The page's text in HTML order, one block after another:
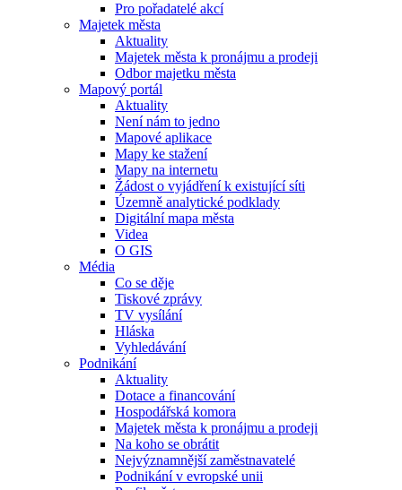
Pro pořadatelé akcí
Majetek města
Aktuality
Majetek města k pronájmu a prodeji
Odbor majetku města
Mapový portál
Aktuality
Není nám to jedno
Mapové aplikace
Mapy ke stažení
Mapy na internetu
Žádost o vyjádření k existující síti
Územně analytické podklady
Digitální mapa města
Videa
O GIS
Média
Co se děje
Tiskové zprávy
TV vysílání
Hláska
Vyhledávání
Podnikání
Aktuality
Dotace a financování
Hospodářská komora
Majetek města k pronájmu a prodeji
Na koho se obrátit
Nejvýznamnější zaměstnavatelé
Podnikání v evropské unii